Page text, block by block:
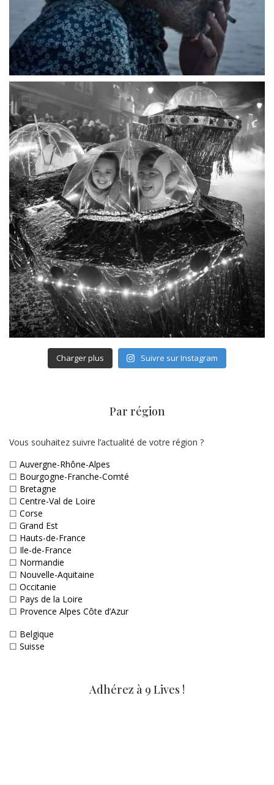
Charger plus Suivre sur Instagram
Par région
Vous souhaitez suivre l’actualité de votre région ?
☐ Auvergne-Rhône-Alpes
☐ Bourgogne-Franche-Comté
☐ Bretagne
☐ Centre-Val de Loire
☐ Corse
☐ Grand Est
☐ Hauts-de-France
☐ Ile-de-France
☐ Normandie
☐ Nouvelle-Aquitaine
☐ Occitanie
☐ Pays de la Loire
☐ Provence Alpes Côte d’Azur
☐ Belgique
☐ Suisse
Adhérez à 9 Lives !